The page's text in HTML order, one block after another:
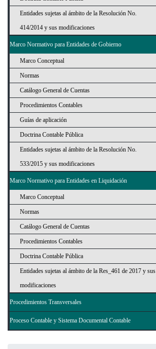
Entidades sujetas al ámbito de la Resolución No.
414/2014 y sus modificaciones
Marco Normativo para Entidades de Gobierno
Marco Conceptual
Normas
Catálogo General de Cuentas
Procedimientos Contables
Guías de aplicación
Doctrina Contable Pública
Entidades sujetas al ámbito de la Resolución No.
533/2015 y sus modificaciones
Marco Normativo para Entidades en Liquidación
Marco Conceptual
Normas
Catálogo General de Cuentas
Procedimientos Contables
Doctrina Contable Pública
Entidades sujetas al ámbito de la Res_461 de 2017 y sus
modificaciones
Procedimientos Transversales
Proceso Contable y Sistema Documental Contable